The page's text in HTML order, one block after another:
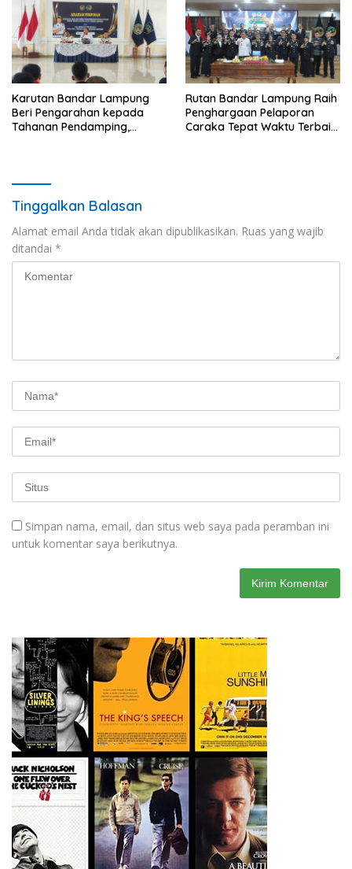
Karutan Bandar Lampung
Beri Pengarahan kepada
Tahanan Pendamping,
Rutan Bandar Lampung Raih
Penghargaan Pelaporan
Caraka Tepat Waktu Terbaik
Tinggalkan Balasan
Alamat email Anda tidak akan dipublikasikan. Ruas yang wajib
ditandai *
Simpan nama, email, dan situs web saya pada peramban ini
untuk komentar saya berikutnya.